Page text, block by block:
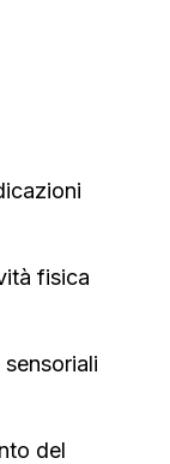
fisica
del